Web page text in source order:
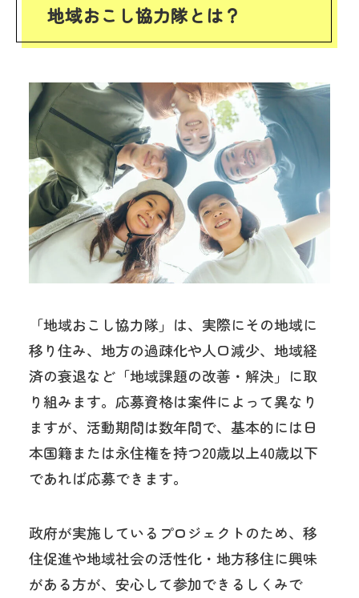
地域おこし協力隊とは？
「地域おこし協力隊」は、実際にその地域に
移り住み、地方の過疎化や人口減少、地域経
済の衰退など「地域課題の改善・解決」に取
り組みます。応募資格は案件によって異なり
ますが、活動期間は数年間で、基本的には日
本国籍または永住権を持つ20歳以上40歳以下
であれば応募できます。
政府が実施しているプロジェクトのため、移
住促進や地域社会の活性化・地方移住に興味
がある方が、安心して参加できるしくみで